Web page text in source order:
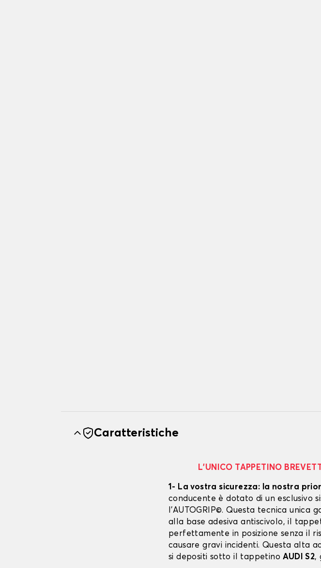
Caratteristiche
L’UNICO TAPPETINO
1- La vostra sicurezza: la nostra
conducente è dotato di un esclusivo
l’AUTOGRIP©. Questa tecnica unica
alla base adesiva antiscivolo, il
perfettamente in posizione senza il
causare gravi incidenti. Questa alta
si depositi sotto il tappetinoAUDI S2,